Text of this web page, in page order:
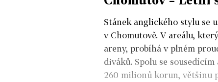
Stánek anglického stylu se
v Chomutově. V areálu,
areny, probíhá v plném
diváků. Spolu se
260 milionů korun, většinu